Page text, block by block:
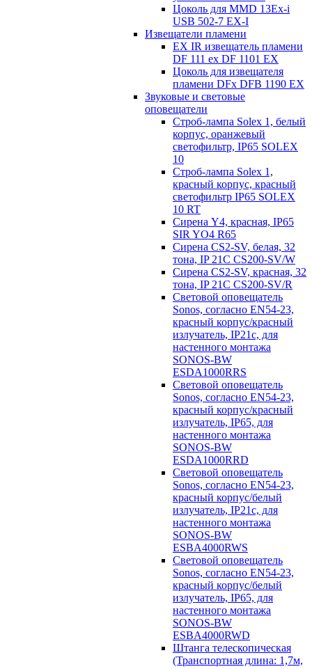
Цоколь для MMD 13Ex-i
USB 502-7 EX-I
Извещатели пламени
EX IR извещатель пламени
DF 111 ex DF 1101 EX
Цоколь для извещателя
пламени DFx DFB 1190 EX
Звуковые и световые
оповещатели
Строб-лампа Solex 1, белый
корпус, оранжевый
светофильтр, IP65 SOLEX
10
Строб-лампа Solex 1,
красный корпус, красный
светофильтр IP65 SOLEX
10 RT
Сирена Y4, красная, IP65
SIR YO4 R65
Сирена CS2-SV, белая, 32
тона, IP 21C CS200-SV/W
Сирена CS2-SV, красная, 32
тона, IP 21C CS200-SV/R
Световой оповещатель
Sonos, согласно EN54-23,
красный корпус/красный
излучатель, IP21c, для
настенного монтажа
SONOS-BW
ESDA1000RRS
Световой оповещатель
Sonos, согласно EN54-23,
красный корпус/красный
излучатель, IP65, для
настенного монтажа
SONOS-BW
ESDA1000RRD
Световой оповещатель
Sonos, согласно EN54-23,
красный корпус/белый
излучатель, IP21c, для
настенного монтажа
SONOS-BW
ESBA4000RWS
Световой оповещатель
Sonos, согласно EN54-23,
красный корпус/белый
излучатель, IP65, для
настенного монтажа
SONOS-BW
ESBA4000RWD
Штанга телескопическая
(Транспортная длина: 1,7м,